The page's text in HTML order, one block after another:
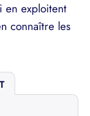
en exploitent
connaître les